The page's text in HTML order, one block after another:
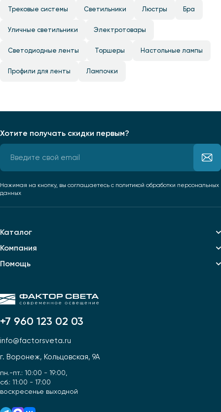
Трековые системы Светильники Люстры Бра
Уличные светильники Электротовары
Светодиодные ленты Торшеры Настольные лампы
Профили для ленты Лампочки
+7 960 123 02 03
info@factorsveta.ru
г. Воронеж, Кольцовская, 9А
пн.-пт.: 10:00 - 19:00,
сб.: 11:00 - 17:00
воскресенье выходной
Каталог
Компания
Помощь
Хотите получать скидки первым?
Нажимая на кнопку, вы соглашаетесь с политикой обработки персональных
данных